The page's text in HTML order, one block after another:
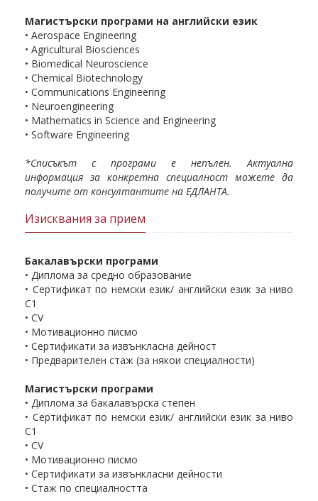
Магистърски програми на английски език
• Aerospace Engineering
• Agricultural Biosciences
• Biomedical Neuroscience
• Chemical Biotechnology
• Communications Engineering
• Neuroengineering
• Mathematics in Science and Engineering
• Software Engineering
*Списъкът с програми е непълен. Актуална
информация за конкретна специалност можете да
получите от консултантите на ЕДЛАНТА.
Изисквания за прием
Бакалавърски програми
• Диплома за средно образование
• Сертификат по немски език/ английски език за ниво
С1
• CV
• Мотивационно писмо
• Сертификати за извънкласна дейност
• Предварителен стаж (за някои специалности)
Магистърски програми
• Диплома за бакалавърска степен
• Сертификат по немски език/ английски език за ниво
С1
• CV
• Мотивационно писмо
• Сертификати за извънкласни дейности
• Стаж по специалността